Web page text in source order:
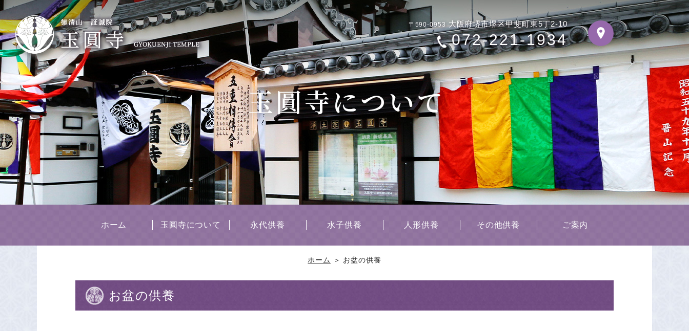
〒590-0953 大阪府堺市堺区甲斐町東5丁2-10
072-221-1934
ホーム 玉圓寺について 永代供養 水子供養 人形供養 その他供養 ご案内
ホーム ＞ お盆の供養
お盆の供養